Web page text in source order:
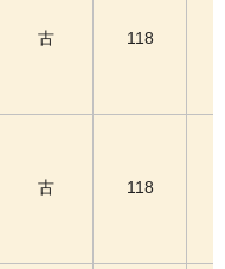
古 118
古 118